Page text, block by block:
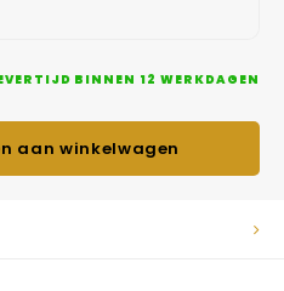
BINNEN 12 WERKDAGEN
aan winkelwagen